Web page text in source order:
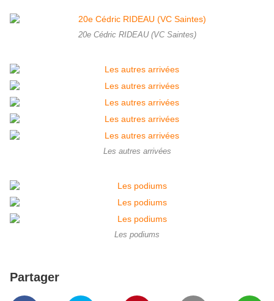
20e Cédric RIDEAU (VC Saintes)
Les autres arrivées
Les podiums
Partager